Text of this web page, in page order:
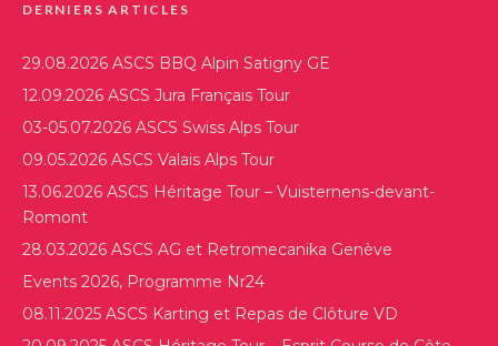
DERNIERS ARTICLES
29.08.2026 ASCS BBQ Alpin Satigny GE
12.09.2026 ASCS Jura Français Tour
03-05.07.2026 ASCS Swiss Alps Tour
09.05.2026 ASCS Valais Alps Tour
13.06.2026 ASCS Héritage Tour – Vuisternens-devant-
Romont
28.03.2026 ASCS AG et Retromecanika Genève
Events 2026, Programme Nr24
08.11.2025 ASCS Karting et Repas de Clôture VD